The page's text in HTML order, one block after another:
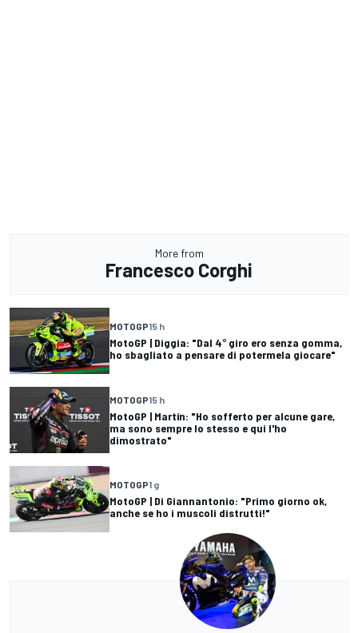
More from
Francesco Corghi
MOTOGP15 h
MotoGP | Diggia: "Dal 4° giro ero senza gomma,
ho sbagliato a pensare di potermela giocare"
MOTOGP15 h
MotoGP | Martín: "Ho sofferto per alcune gare,
ma sono sempre lo stesso e qui l'ho
dimostrato"
MOTOGP1 g
MotoGP | Di Giannantonio: "Primo giorno ok,
anche se ho i muscoli distrutti!"